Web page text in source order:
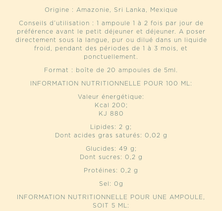
Origine : Amazonie, Sri Lanka, Mexique
Conseils d’utilisation : 1 ampoule 1 à 2 fois par jour de
préférence avant le petit déjeuner et déjeuner. A poser
directement sous la langue, pur ou dilué dans un liquide
froid, pendant des périodes de 1 à 3 mois, et
ponctuellement.
Format : boîte de 20 ampoules de 5ml.
INFORMATION NUTRITIONNELLE POUR 100 ML:
Valeur énergétique:
Kcal 200;
KJ 880
Lipides: 2 g;
Dont acides gras saturés: 0,02 g
Glucides: 49 g;
Dont sucres: 0,2 g
Protéines: 0,2 g
Sel: 0g
INFORMATION NUTRITIONNELLE POUR UNE AMPOULE,
SOIT 5 ML: